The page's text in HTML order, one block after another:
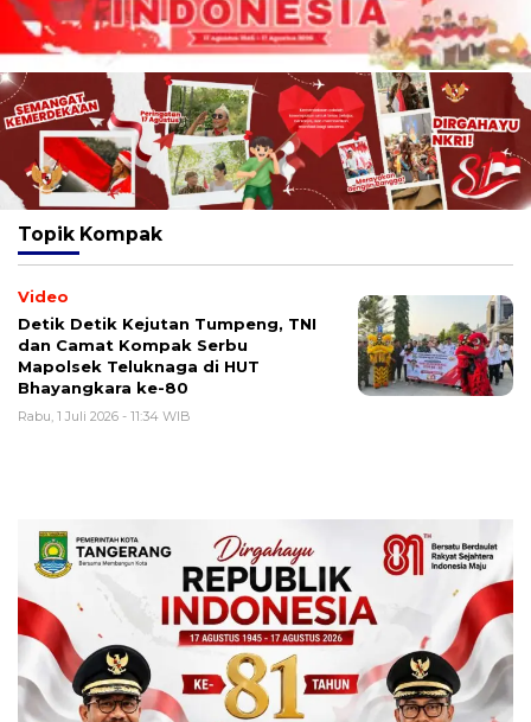
Topik Kompak
Video
Detik Detik Kejutan Tumpeng, TNI
dan Camat Kompak Serbu
Mapolsek Teluknaga di HUT
Bhayangkara ke-80
Rabu, 1 Juli 2026 - 11:34 WIB